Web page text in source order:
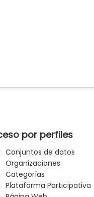
por perfiles
Conjuntos de datos
Organizaciones
Categorías
Plataforma Participativa